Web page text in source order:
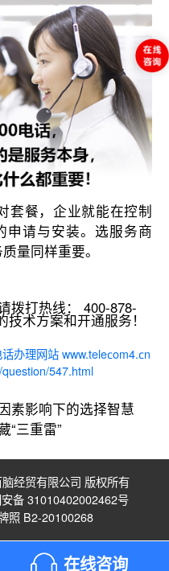
套餐，企业就能在控制
申请与安装。选服务商
量同样重要。
拨打热线： 400-878-
术方案和开通服务！
办理网站 www.telecom4.cn
547.html
素影响下的选择智慧
“三重雷”
经贸有限公司 版权所有
备 31010402002462号
照 B2-20100268
在线咨询